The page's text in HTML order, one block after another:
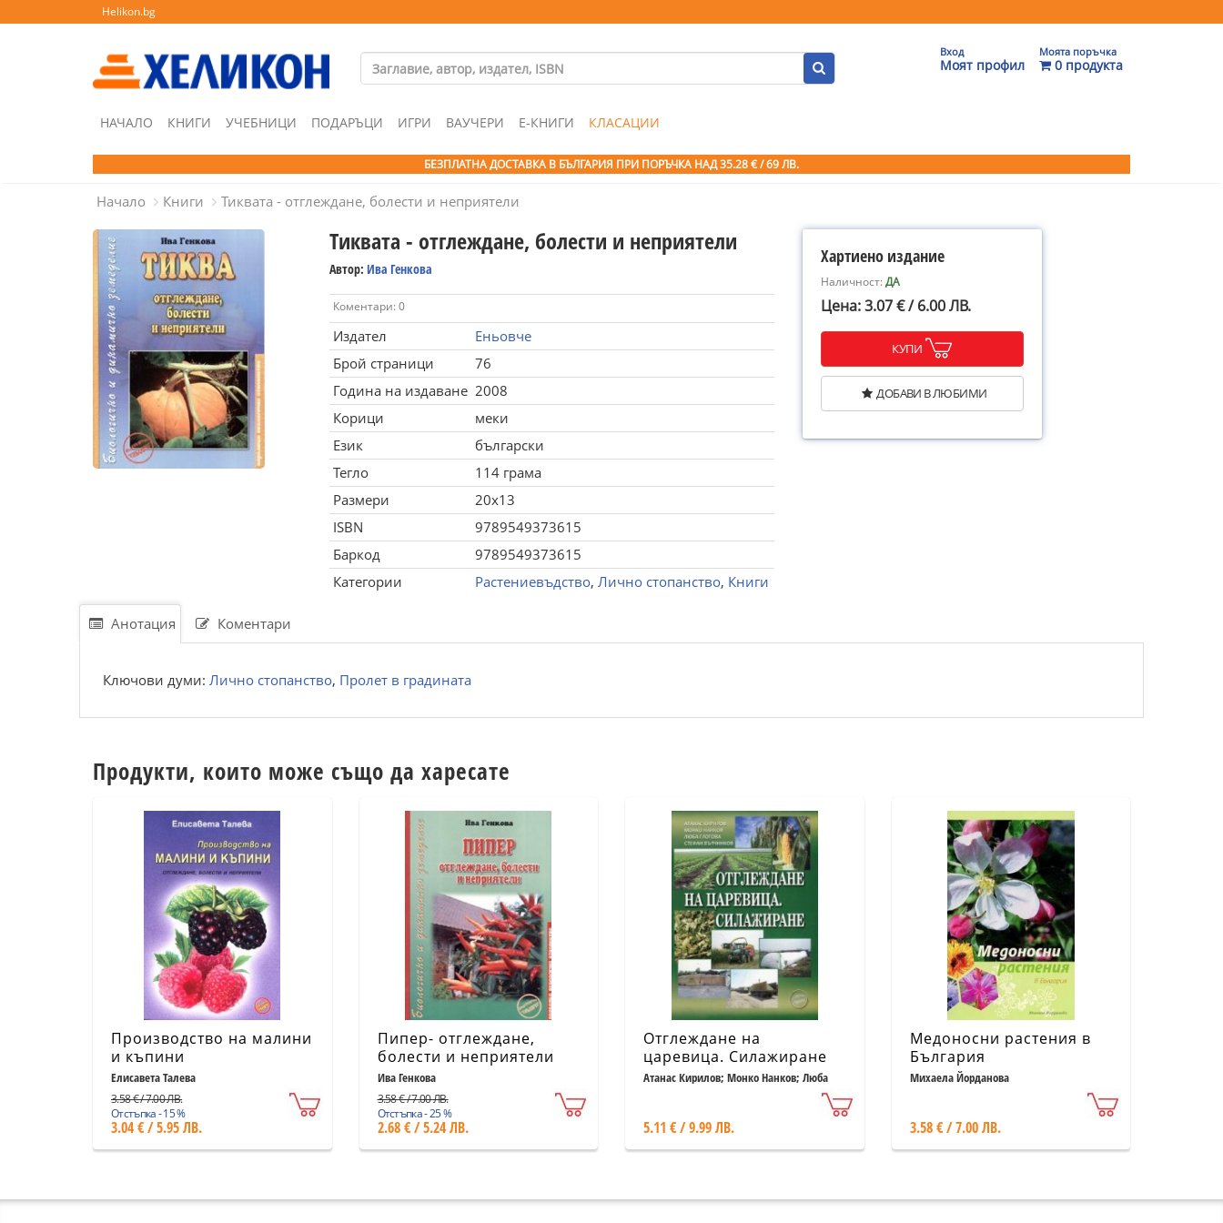
Helikon.bg
Вход
Моят профил
Моята поръчка
0 продукта
НАЧАЛО КНИГИ УЧЕБНИЦИ ПОДАРЪЦИ ИГРИ ВАУЧЕРИ Е-КНИГИ КЛАСАЦИИ
БЕЗПЛАТНА ДОСТАВКА В БЪЛГАРИЯ ПРИ ПОРЪЧКА НАД 35.28 € / 69 ЛВ.
Начало Книги Тиквата - отглеждане, болести и неприятели
Тиквата - отглеждане, болести и неприятели
Автор: Ива Генкова
Коментари: 0
Издател
Еньовче
Брой страници
76
Година на издаване 2008
Корици
меки
Език
български
Тегло
114 грама
Размери
20x13
ISBN
9789549373615
Баркод
9789549373615
Категории
Растениевъдство, Лично стопанство, Книги
Хартиено издание
Наличност:ДА
Цена: 3.07 € / 6.00 ЛВ.
КУПИ
ДОБАВИ В ЛЮБИМИ
Анотация Коментари
Ключови думи: Лично стопанство, Пролет в градината
Продукти, които може също да харесате
Производство на малини
и къпини
Елисавета Талева
3.58 € / 7.00 ЛВ.
Отстъпка - 15 %
3.04 € / 5.95 ЛВ.
Пипер- отглеждане,
болести и неприятели
Ива Генкова
3.58 € / 7.00 ЛВ.
Отстъпка - 25 %
2.68 € / 5.24 ЛВ.
Отглеждане на
царевица. Силажиране
Атанас Кирилов; Монко Нанков; Люба
5.11 € / 9.99 ЛВ.
Медоносни растения в
България
Михаела Йорданова
3.58 € / 7.00 ЛВ.